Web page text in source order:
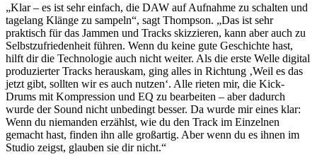
„Klar – es ist sehr einfach, die DAW auf Aufnahme zu schalten und
tagelang Klänge zu sampeln“, sagt Thompson. „Das ist sehr
praktisch für das Jammen und Tracks skizzieren, kann aber auch zu
Selbstzufriedenheit führen. Wenn du keine gute Geschichte hast,
hilft dir die Technologie auch nicht weiter. Als die erste Welle digital
produzierter Tracks herauskam, ging alles in Richtung ‚Weil es das
jetzt gibt, sollten wir es auch nutzen‘. Alle rieten mir, die Kick-
Drums mit Kompression und EQ zu bearbeiten – aber dadurch
wurde der Sound nicht unbedingt besser. Da wurde mir eines klar:
Wenn du niemanden erzählst, wie du den Track im Einzelnen
gemacht hast, finden ihn alle großartig. Aber wenn du es ihnen im
Studio zeigst, glauben sie dir nicht.“